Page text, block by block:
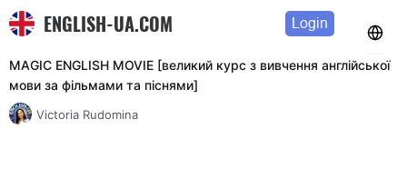
ENGLISH-UA.COM Login
MAGIC ENGLISH MOVIE [великий курс з вивчення англійської
мови за фільмами та піснями]
Victoria Rudomina